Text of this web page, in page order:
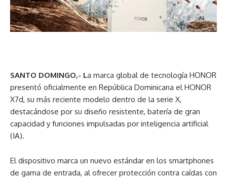
SANTO DOMINGO,- La marca global de tecnología HONOR
presentó oficialmente en República Dominicana el HONOR
X7d, su más reciente modelo dentro de la serie X,
destacándose por su diseño resistente, batería de gran
capacidad y funciones impulsadas por inteligencia artificial
(IA).
El dispositivo marca un nuevo estándar en los smartphones
de gama de entrada, al ofrecer protección contra caídas con